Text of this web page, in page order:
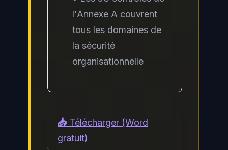
l'Annexe A couvrent
tous les domaines de
la sécurité
organisationnelle
📥 Télécharger (Word
gratuit)